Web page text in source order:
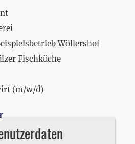
Wöllershof
Fischküche
(m/w/d)